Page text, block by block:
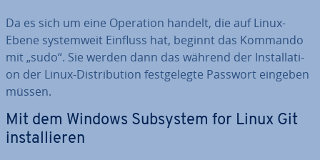
Da es sich um eine Operation handelt, die auf Linux-
Ebene sys­tem­weit Einfluss hat, beginnt das Kommando
mit „sudo“. Sie werden dann das während der In­stal­la­ti­
on der Linux-Dis­tri­bu­ti­on fest­ge­leg­te Passwort eingeben
müssen.
Mit dem Windows Subsystem for Linux Git
in­stal­lie­ren